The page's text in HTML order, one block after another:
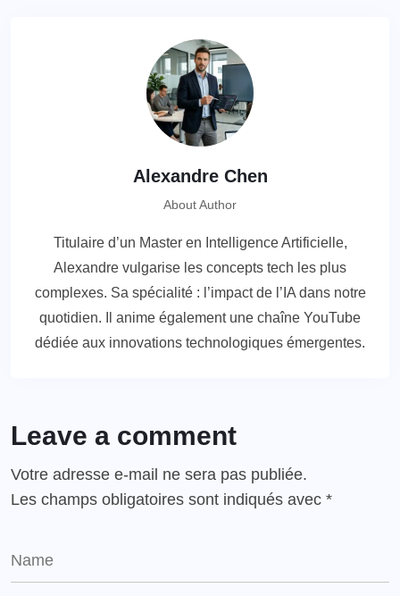
Alexandre Chen
About Author
Titulaire d’un Master en Intelligence Artificielle,
Alexandre vulgarise les concepts tech les plus
complexes. Sa spécialité : l’impact de l’IA dans notre
quotidien. Il anime également une chaîne YouTube
dédiée aux innovations technologiques émergentes.
Leave a comment
Votre adresse e-mail ne sera pas publiée.
Les champs obligatoires sont indiqués avec *